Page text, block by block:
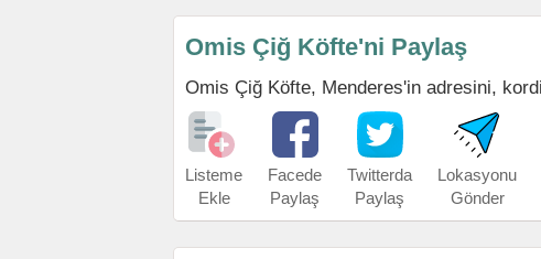
Omis Çiğ Köfte'ni Paylaş
Omis Çiğ Köfte, Menderes'in adresini,
Listeme
Ekle
Facede
Paylaş
Twitterda
Paylaş
Lokasyonu
Gönder